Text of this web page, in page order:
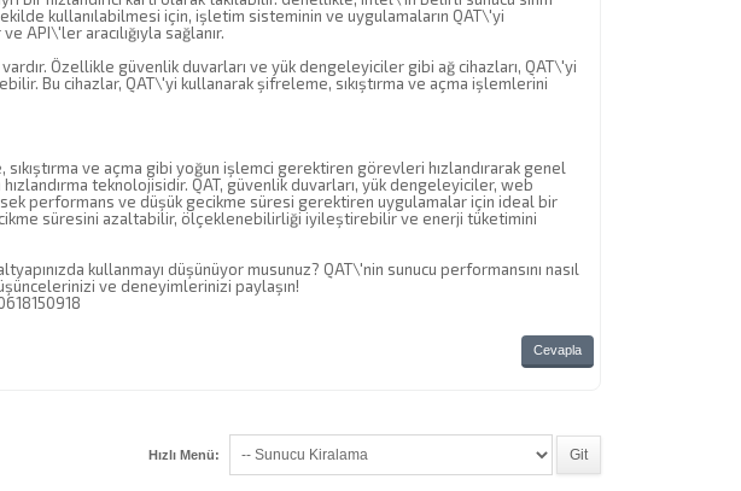
kullanılabilmesi için, işletim sisteminin ve uygulamaların QAT\'yi
API\'ler aracılığıyla sağlanır.
Özellikle güvenlik duvarları ve yük dengeleyiciler gibi ağ cihazları, QAT\'yi
Bu cihazlar, QAT\'yi kullanarak şifreleme, sıkıştırma ve açma işlemlerini
ve açma gibi yoğun işlemci gerektiren görevleri hızlandırarak genel
teknolojisidir. QAT, güvenlik duvarları, yük dengeleyiciler, web
performans ve düşük gecikme süresi gerektiren uygulamalar için ideal bir
süresini azaltabilir, ölçeklenebilirliği iyileştirebilir ve enerji tüketimini
kullanmayı düşünüyor musunuz? QAT\'nin sunucu performansını nasıl
ve deneyimlerinizi paylaşın!
Cevapla
Hızlı Menü: